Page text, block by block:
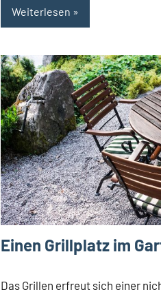
Weiterlesen
Einen Grillplatz im
Das Grillen erfreut sich einer